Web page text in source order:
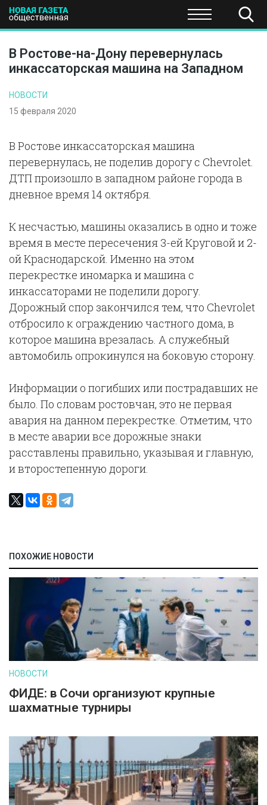
ПОЛИТИКА ЭКОНОМИКА НАУКА И
В Ростове-на-Дону перевернулась
инкассаторская машина на Западном
НОВОСТИ
15 февраля 2020
В Ростове инкассаторская машина
перевернулась, не поделив дорогу с Chevrolet.
ДТП произошло в западном районе города в
дневное время 14 октября.
К несчастью, машины оказались в одно и тоже
время в месте пересечения 3-ей Круговой и 2-
ой Краснодарской. Именно на этом
перекрестке иномарка и машина с
инкассаторами не поделили дорогу.
Дорожный спор закончился тем, что Chevrolet
отбросило к ограждению частного дома, в
которое машина врезалась. А служебный
автомобиль опрокинулся на боковую сторону.
Информации о погибших или пострадавших не
было. По словам ростовчан, это не первая
авария на данном перекрестке. Отметим, что
в месте аварии все дорожные знаки
расставлены правильно, указывая и главную,
и второстепенную дороги.
ПОХОЖИЕ НОВОСТИ
НОВОСТИ
ФИДЕ: в Сочи организуют крупные
шахматные турниры